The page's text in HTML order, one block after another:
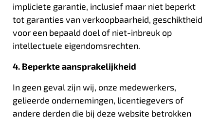
impliciete garantie, inclusief maar niet beperkt
tot garanties van verkoopbaarheid, geschiktheid
voor een bepaald doel of niet-inbreuk op
intellectuele eigendomsrechten.
4. Beperkte aansprakelijkheid
In geen geval zijn wij, onze medewerkers,
gelieerde ondernemingen, licentiegevers of
andere derden die bij deze website betrokken